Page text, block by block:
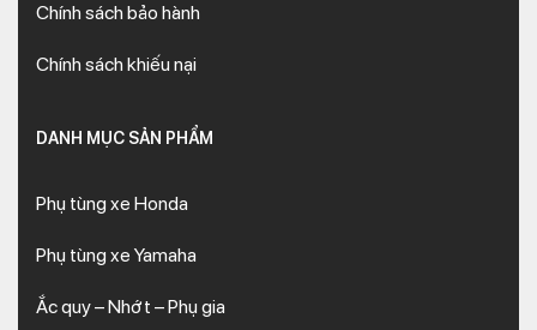
Chính sách bảo hành
Chính sách khiếu nại
DANH MỤC SẢN PHẨM
Phụ tùng xe Honda
Phụ tùng xe Yamaha
Ắc quy – Nhớt – Phụ gia